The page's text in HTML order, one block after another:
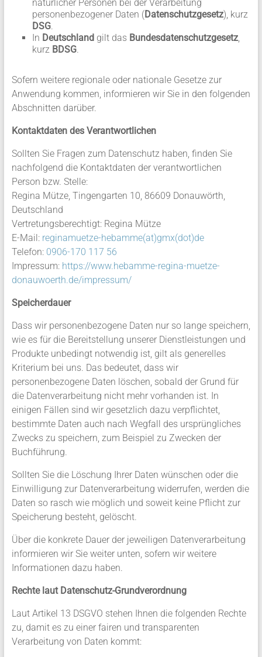
natürlicher Personen bei der Verarbeitung
personenbezogener Daten (Datenschutzgesetz), kurz
DSG.
In Deutschlandgilt das Bundesdatenschutzgesetz,
kurzBDSG.
Sofern weitere regionale oder nationale Gesetze zur
Anwendung kommen, informieren wir Sie in den folgenden
Abschnitten darüber.
Kontaktdaten des Verantwortlichen
Sollten Sie Fragen zum Datenschutz haben, finden Sie
nachfolgend die Kontaktdaten der verantwortlichen
Person bzw. Stelle:
Regina Mütze, Tingengarten 10, 86609 Donauwörth,
Deutschland
Vertretungsberechtigt: Regina Mütze
E-Mail: reginamuetze-hebamme(at)gmx(dot)de
Telefon: 0906-170 117 56
Impressum: https://www.hebamme-regina-muetze-
donauwoerth.de/impressum/
Speicherdauer
Dass wir personenbezogene Daten nur so lange speichern,
wie es für die Bereitstellung unserer Dienstleistungen und
Produkte unbedingt notwendig ist, gilt als generelles
Kriterium bei uns. Das bedeutet, dass wir
personenbezogene Daten löschen, sobald der Grund für
die Datenverarbeitung nicht mehr vorhanden ist. In
einigen Fällen sind wir gesetzlich dazu verpflichtet,
bestimmte Daten auch nach Wegfall des ursprüngliches
Zwecks zu speichern, zum Beispiel zu Zwecken der
Buchführung.
Sollten Sie die Löschung Ihrer Daten wünschen oder die
Einwilligung zur Datenverarbeitung widerrufen, werden die
Daten so rasch wie möglich und soweit keine Pflicht zur
Speicherung besteht, gelöscht.
Über die konkrete Dauer der jeweiligen Datenverarbeitung
informieren wir Sie weiter unten, sofern wir weitere
Informationen dazu haben.
Rechte laut Datenschutz-Grundverordnung
Laut Artikel 13 DSGVO stehen Ihnen die folgenden Rechte
zu, damit es zu einer fairen und transparenten
Verarbeitung von Daten kommt: